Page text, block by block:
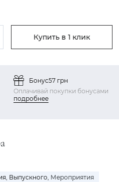
Купить в 1 клик
Бонус57 грн
Оплачивай покупки бонусами
подробнее
, Выпускного, Мероприятия